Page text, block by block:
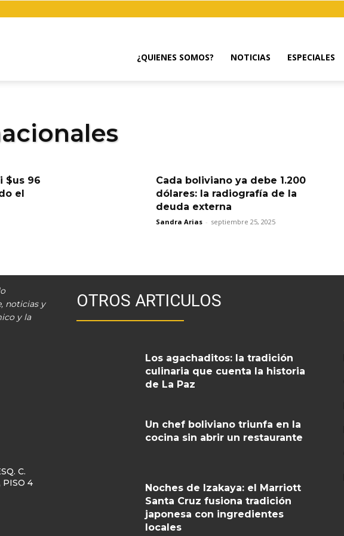
¿QUIENES SOMOS? NOTICIAS ESPECIALES
$us 96
el
Cada boliviano ya debe 1.200
dólares: la radiografía de la
deuda externa
Sandra Arias - septiembre 25, 2025
noticias y
y la
C.
PISO 4
OTROS ARTICULOS
Los agachaditos: la tradición
culinaria que cuenta la historia
de La Paz
Un chef boliviano triunfa en la
cocina sin abrir un restaurante
Noches de Izakaya: el Marriott
Santa Cruz fusiona tradición
japonesa con ingredientes
locales